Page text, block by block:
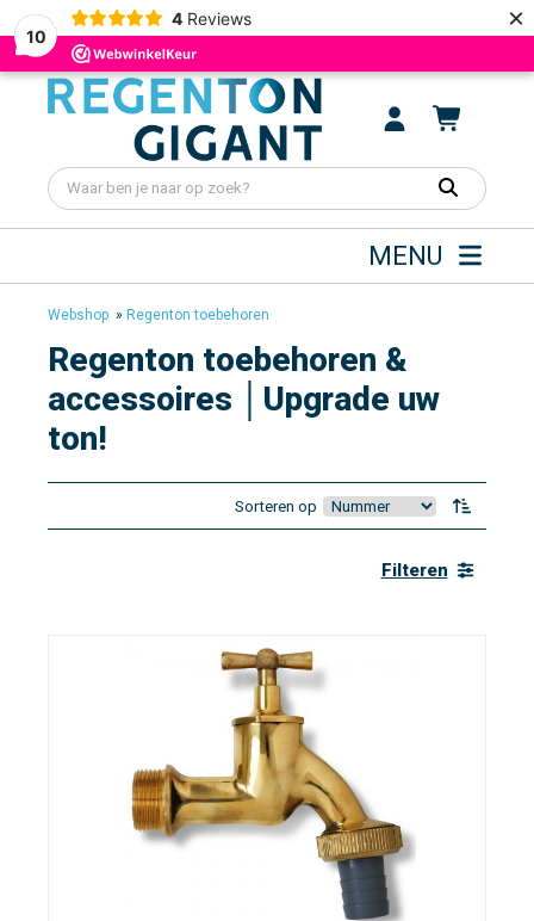
10
4 Reviews ×
MENU
Webshop » Regenton toebehoren
Regenton toebehoren &
accessoires │Upgrade uw
ton!
Sorteren op
Filteren